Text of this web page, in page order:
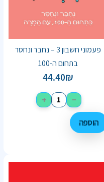
פעמוני חשבון 3 – נחבר ונחסר
בתחום ה-100
44.40₪
−
+
הוספה